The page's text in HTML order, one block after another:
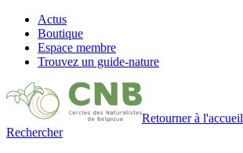
Actus
Boutique
Espace membre
Trouvez un guide-nature
Retourner à l'accueil
Rechercher